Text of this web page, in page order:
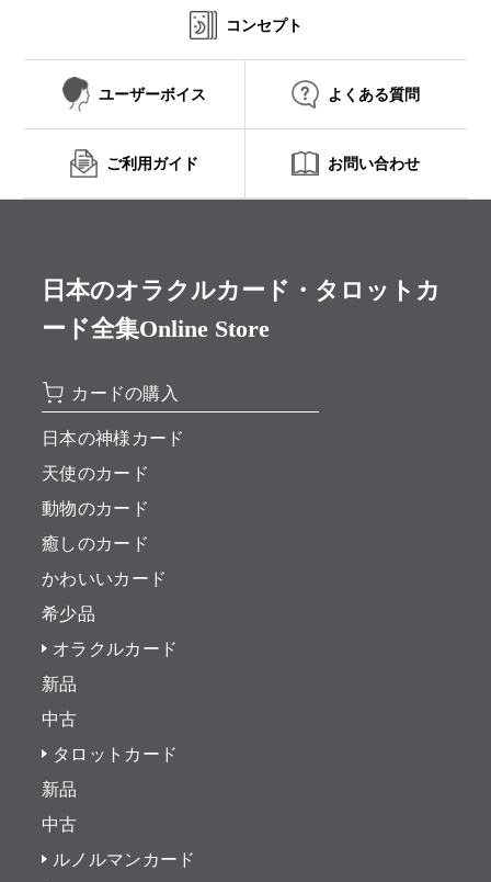
コンセプト
ユーザーボイス よくある質問
ご利用ガイド お問い合わせ
日本のオラクルカード・タロットカ
ード全集Online Store
カードの購入
日本の神様カード
天使のカード
動物のカード
癒しのカード
かわいいカード
希少品
オラクルカード
新品
中古
タロットカード
新品
中古
ルノルマンカード